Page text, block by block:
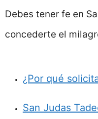
Debes tener fe en
concederte el
¿Por qué
San Judas